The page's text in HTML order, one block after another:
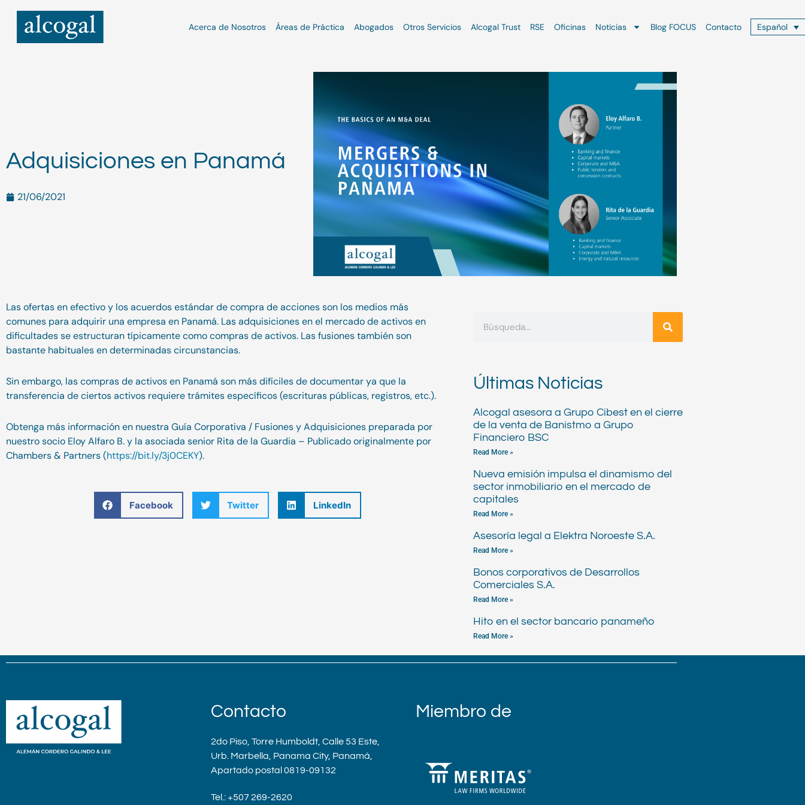
contenido
Acerca de Nosotros Áreas de Práctica Abogados Otros Servicios Alcogal Trust RSE Oficinas Noticias Blog FOCUS Contacto Español
Adquisiciones en Panamá
21/06/2021
Las ofertas en efectivo y los acuerdos estándar de compra de acciones son los medios más
comunes para adquirir una empresa en Panamá. Las adquisiciones en el mercado de activos en
dificultades se estructuran típicamente como compras de activos. Las fusiones también son
bastante habituales en determinadas circunstancias.
Sin embargo, las compras de activos en Panamá son más difíciles de documentar ya que la
transferencia de ciertos activos requiere trámites específicos (escrituras públicas, registros, etc.).
Obtenga más información en nuestra Guía Corporativa / Fusiones y Adquisiciones preparada por
nuestro socio Eloy Alfaro B. y la asociada senior Rita de la Guardia – Publicado originalmente por
Chambers & Partners (https://bit.ly/3j0CEKY).
Facebook Twitter LinkedIn
Últimas Noticias
Alcogal asesora a Grupo Cibest en el cierre
de la venta de Banistmo a Grupo
Financiero BSC
Read More »
Nueva emisión impulsa el dinamismo del
sector inmobiliario en el mercado de
capitales
Read More »
Asesoría legal a Elektra Noroeste S.A.
Read More »
Bonos corporativos de Desarrollos
Comerciales S.A.
Read More »
Hito en el sector bancario panameño
Read More »
Contacto
2do Piso, Torre Humboldt, Calle 53 Este,
Urb. Marbella, Panama City, Panamá,
Apartado postal 0819-09132
Tel.: +507 269-2620
Miembro de